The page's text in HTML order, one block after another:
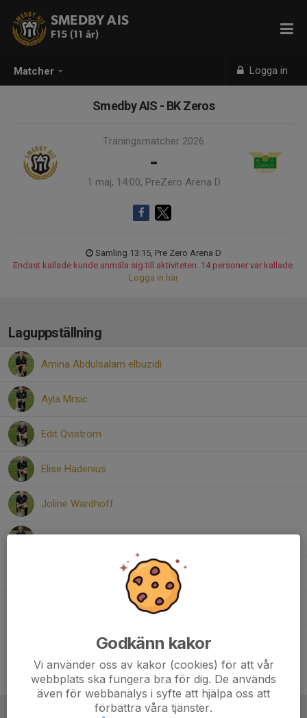
Matcher Logga in
SMEDBY AIS
F15 (11 år)
Smedby AIS - BK Zeros
Träningsmatcher 2026
-
1 maj, 14:00, PreZero Arena D
Samling 13:15, Pre Zero Arena D
Endast kallade kunde anmäla sig till aktiviteten. 14 personer var kallade.
Logga in här
Laguppställning
Amina Abdulsalam elbuzidi
Ayla Mrsic
Edit Qviström
Elise Hadenius
Joline Wardhoff
Maya Marin Torrico
Teresa Ogur
Godkänn kakor
Vi använder oss av kakor (cookies) för att vår
webbplats ska fungera bra för dig. De används
även för webbanalys i syfte att hjälpa oss att
förbättra våra tjänster.